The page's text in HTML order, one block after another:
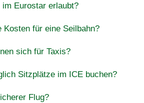
Eurostar erlaubt?
Kosten für eine Seilbahn?
sich für Taxis?
Sitzplätze im ICE buchen?
Flug?